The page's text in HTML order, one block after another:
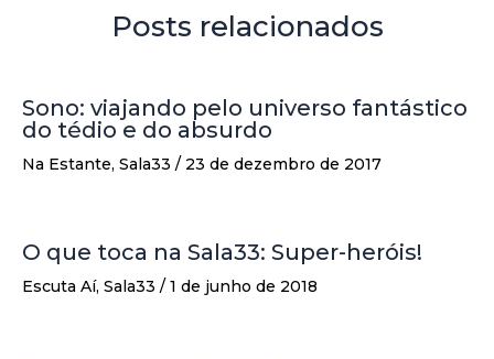
Posts relacionados
Sono: viajando pelo universo fantástico
do tédio e do absurdo
Na Estante, Sala33 / 23 de dezembro de 2017
O que toca na Sala33: Super-heróis!
Escuta Aí, Sala33 / 1 de junho de 2018